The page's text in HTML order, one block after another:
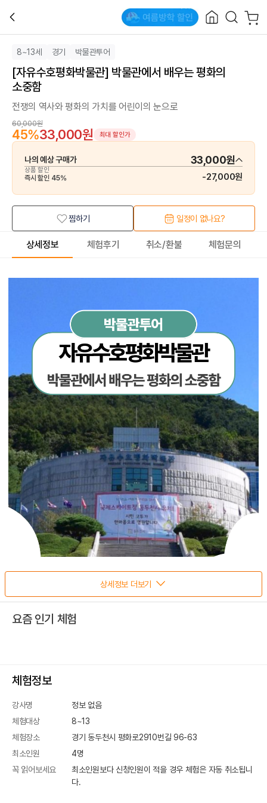
8~13세 경기 박물관투어
[자유수호평화박물관] 박물관에서 배우는 평화의
소중함
전쟁의 역사와 평화의 가치를 어린이의 눈으로
60,000원
45%33,000원 최대 할인가
나의 예상 구매가 33,000원
상품 할인
즉시 할인 45% -27,000원
찜하기 일정이 없나요?
상세정보 체험후기 취소/환불 체험문의
상세정보 더보기
요즘 인기 체험
체험정보
강사명
정보 없음
체험대상
8~13
체험장소
경기 동두천시 평화로2910번길 96-63
최소인원
4명
꼭 읽어보세요
최소인원보다 신청인원이 적을 경우 체험은 자동 취소됩니
다.